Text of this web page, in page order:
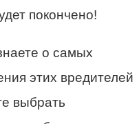
покончено!
о самых
этих вредителей
выбрать